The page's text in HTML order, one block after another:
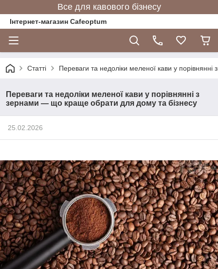
Все для кавового бізнесу
Інтернет-магазин Cafeoptum
Статті Переваги та недоліки меленої кави у
Переваги та недоліки меленої кави у порівнянні з
зернами — що краще обрати для дому та бізнесу
25.02.2026